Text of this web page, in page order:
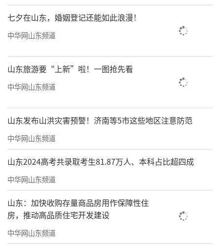
七夕在山东，婚姻登记还能如此浪漫！
中华网山东频道
山东旅游要“上新”啦！一图抢先看
中华网山东频道
山东发布山洪灾害预警！济南等5市这些地区注意防范
中华网山东频道
山东2024高考共录取考生81.87万人、本科占比超四成
中华网山东频道
山东：加快收购存量商品房用作保障性住
房，推动高品质住宅开发建设
中华网山东频道